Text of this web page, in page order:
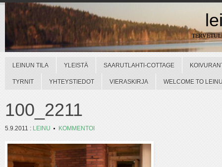
LEINUN TILA YLEISTÄ SAARUTLAHTI-COTTAGE
TYRNIT YHTEYSTIEDOT VIERASKIRJA WELCOME TO
100_2211
5.9.2011 : LEINU KOMMENTOI